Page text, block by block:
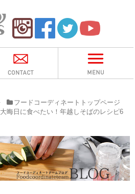
フードコーディネートトップページ
大晦日に食べたい！年越しそばのレシピ6